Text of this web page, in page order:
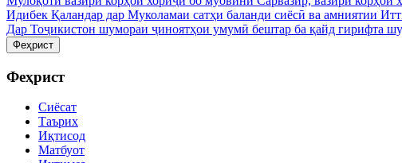
Идибек Қаландар дар Муколамаи сатҳи баланди сиёсӣ ва амниятии
Дар Тоҷикистон шумораи ҷиноятҳои умумӣ бештар ба қайд гирифта
Феҳрист
Феҳрист
Сиёсат
Таърих
Иқтисод
Матбуот